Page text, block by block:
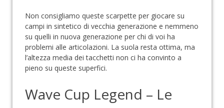
Non consigliamo queste scarpette per giocare su
campi in sintetico di vecchia generazione e nemmeno
su quelli in nuova generazione per chi di voi ha
problemi alle articolazioni. La suola resta ottima, ma
l’altezza media dei tacchetti non ci ha convinto a
pieno su queste superfici.
Wave Cup Legend – Le